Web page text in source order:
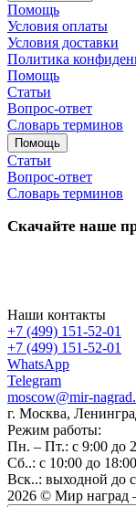
Помощь
Условия оплаты
Условия доставки
Политика
Помощь
Статьи
Вопрос-ответ
Словарь терминов
Помощь
Статьи
Вопрос-ответ
Словарь терминов
Скачайте наше
Наши контакты
+7 (499) 151-52-01
+7 (499) 151-52-01
WhatsApp
Telegram
moscow@mir-
г. Москва,
Режим работы:
Пн. – Пт.: с 9:00 до
Сб..: с 10:00 до 18:00
Вск..: выходной до
2026 © Мир наград